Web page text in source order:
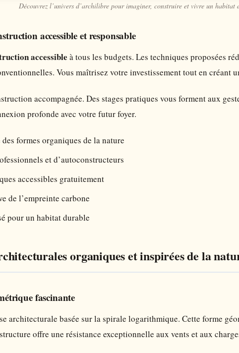
Découvrez l’univers d’archilibre pour imaginer, construire et vivre un habitat
accessible et responsable
accessible à tous les budgets. Les techniques proposées
Vous maîtrisez votre investissement tout en créant
accompagnée. Des stages pratiques vous forment aux
profonde avec votre futur foyer.
formes organiques de la nature
et d’autoconstructeurs
accessibles gratuitement
de l’empreinte carbone
pour un habitat durable
organiques et inspirées de la
fascinante
architecturale basée sur la spirale logarithmique. Cette forme
offre une résistance exceptionnelle aux vents et aux